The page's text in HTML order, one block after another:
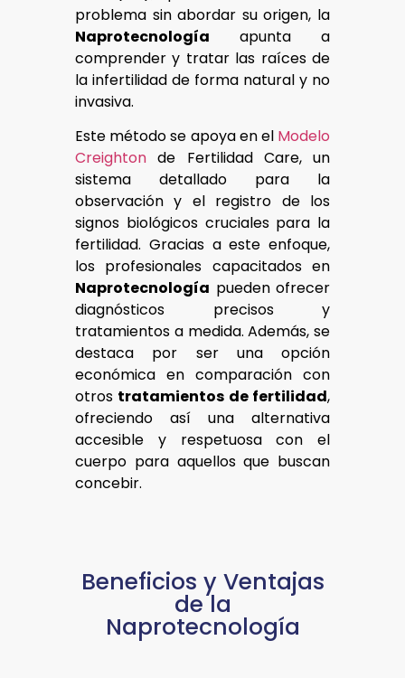
problema sin abordar su origen, la
Naprotecnología apunta a
comprender y tratar las raíces de
la infertilidad de forma natural y no
invasiva.
Este método se apoya en el Modelo
Creighton de Fertilidad Care, un
sistema detallado para la
observación y el registro de los
signos biológicos cruciales para la
fertilidad. Gracias a este enfoque,
los profesionales capacitados en
Naprotecnología pueden ofrecer
diagnósticos precisos y
tratamientos a medida. Además, se
destaca por ser una opción
económica en comparación con
otros tratamientos de fertilidad,
ofreciendo así una alternativa
accesible y respetuosa con el
cuerpo para aquellos que buscan
concebir.
Beneficios y Ventajas
de la
Naprotecnología